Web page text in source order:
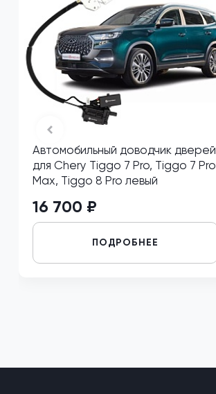
Автомобильный доводчик дверей
для Chery Tiggo 7 Pro, Tiggo 7 Pro
Max, Tiggo 8 Pro левый
16 700 ₽
ПОДРОБНЕЕ